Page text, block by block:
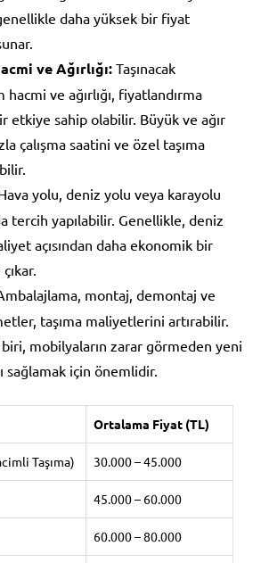
daha yüksek bir fiyat
ve Ağırlığı:Taşınacak
ve ağırlığı, fiyatlandırma
etkiye sahip olabilir. Büyük ve ağır
çalışma saatini ve özel taşıma
yolu, deniz yolu veya karayolu
tercih yapılabilir. Genellikle, deniz
açısından daha ekonomik bir
montaj, demontaj ve
taşıma maliyetlerini artırabilir.
mobilyaların zarar görmeden yeni
sağlamak için önemlidir.
Ortalama Fiyat (TL)
Taşıma) 30.000 – 45.000
45.000 – 60.000
60.000 – 80.000